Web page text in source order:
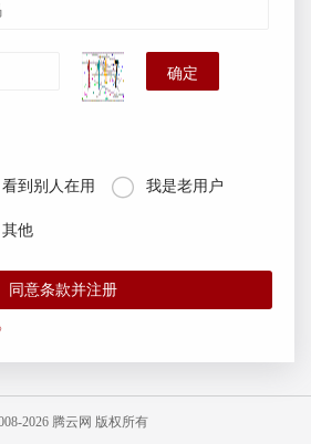
确定
看到别人在用  我是老用户
其他
同意条款并注册
2026 腾云网 版权所有